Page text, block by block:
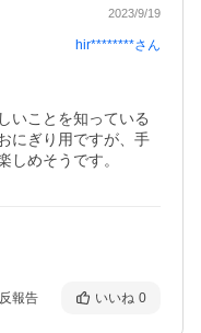
2023/9/19
hir********さん
いことを知っている
にぎり用ですが、手
しめそうです。
報告 いいね 0